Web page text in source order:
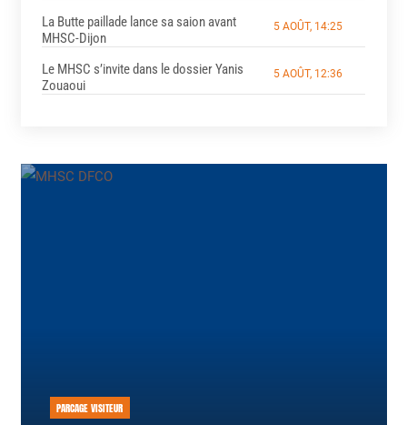
La Butte paillade lance sa saion avant
MHSC-Dijon
5 AOÛT, 14:25
Le MHSC s’invite dans le dossier Yanis
Zouaoui
5 AOÛT, 12:36
PARCAGE VISITEUR